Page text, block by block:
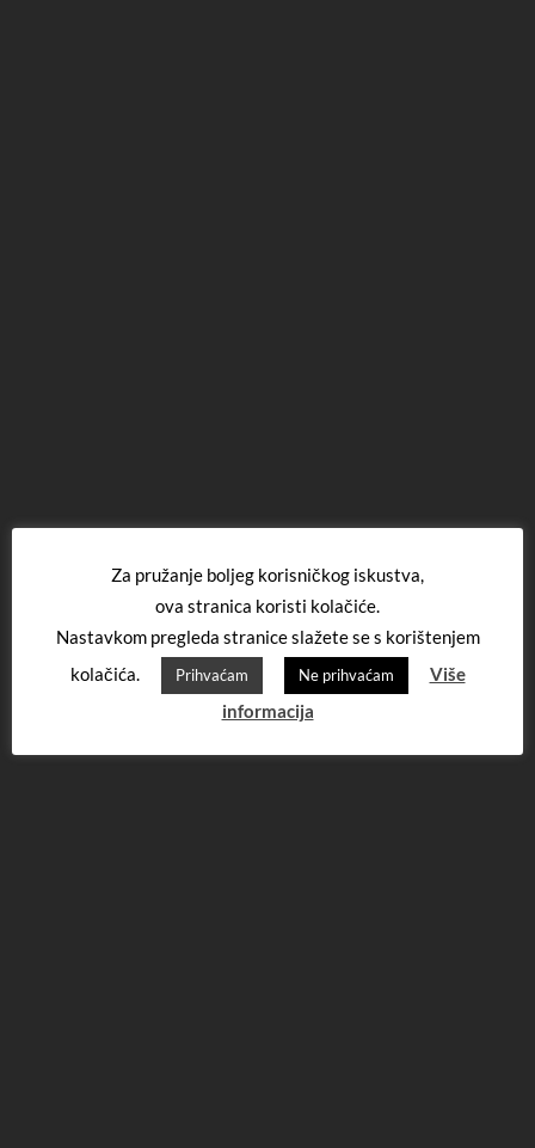
Za pružanje boljeg korisničkog iskustva,
ova stranica koristi kolačiće.
Nastavkom pregleda stranice slažete se s korištenjem
kolačića.
Prihvaćam Ne prihvaćam
Više
informacija